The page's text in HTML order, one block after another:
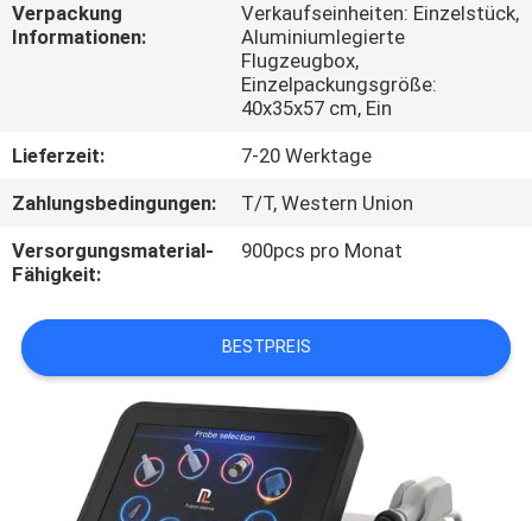
SIE
PRIVACY
POLICY
Verpackung
Informationen:
Verkaufseinheiten: Einzelstück,
Aluminiumlegierte
Flugzeugbox,
Einzelpackungsgröße:
40x35x57 cm, Ein
Lieferzeit:
7-20 Werktage
Zahlungsbedingungen:
T/T, Western Union
Versorgungsmaterial-
Fähigkeit:
900pcs pro Monat
BESTPREIS